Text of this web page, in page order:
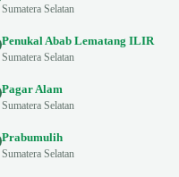
Sumatera Selatan
Penukal Abab Lematang ILIR
Sumatera Selatan
Pagar Alam
Sumatera Selatan
Prabumulih
Sumatera Selatan